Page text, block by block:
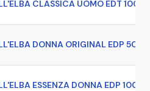
CLASSICA UOMO EDT 100
DONNA ORIGINAL EDP 50
ESSENZA DONNA EDP 100